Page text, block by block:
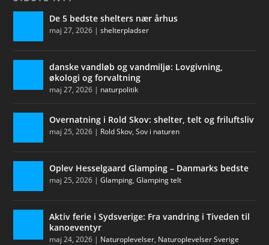
De 5 bedste shelters nær århus
maj 27, 2026 |shelterpladser
danske vandløb og vandmiljø: Lovgivning,
økologi og forvaltning
maj 27, 2026 | naturpolitik
Overnatning i Rold Skov: shelter, telt og friluftsliv
maj 25, 2026 | Rold Skov,Sov i naturen
Oplev Hesselgaard Glamping – Danmarks bedste
maj 25, 2026 |Glamping,Glamping telt
Aktiv ferie i Sydsverige: Fra vandring i Tiveden til
kanoeventyr
maj 24, 2026 | Naturoplevelser, Naturoplevelser Sverige